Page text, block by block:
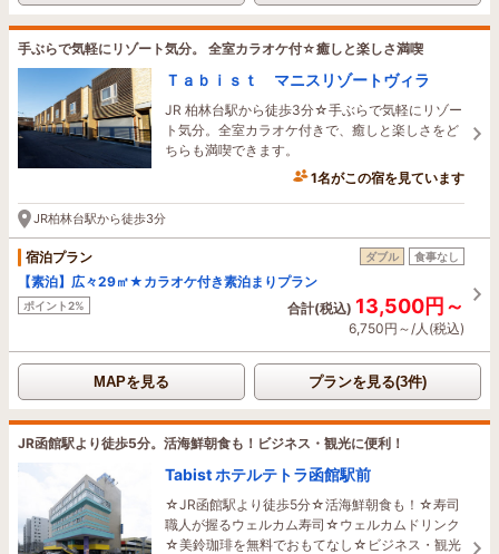
手ぶらで気軽にリゾート気分。 全室カラオケ付☆癒しと楽しさ満喫
Ｔａｂｉｓｔ マニスリゾートヴィラ
JR 柏林台駅から徒歩3分☆手ぶらで気軽にリゾー
ト気分。全室カラオケ付きで、癒しと楽しさをど
ちらも満喫できます。
1名がこの宿を見ています
JR柏林台駅から徒歩3分
宿泊プラン ダブル 食事なし
【素泊】広々29㎡★カラオケ付き素泊まりプラン
ポイント2% 合計(税込) 13,500円～
6,750円～/人(税込)
MAPを見る プランを見る(3件)
JR函館駅より徒歩5分。活海鮮朝食も！ビジネス・観光に便利！
Tabist ホテルテトラ函館駅前
☆JR函館駅より徒歩5分☆活海鮮朝食も！☆寿司
職人が握るウェルカム寿司☆ウェルカムドリンク
☆美鈴珈琲を無料でおもてなし☆ビジネス・観光